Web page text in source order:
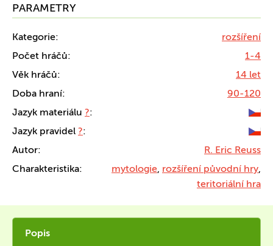
PARAMETRY
Kategorie:
rozšíření
Počet hráčů:
1-4
Věk hráčů:
14 let
Doba hraní:
90-120
Jazyk materiálu ?:
Jazyk pravidel ?:
Autor:
R. Eric Reuss
Charakteristika:
mytologie, rozšíření původní hry,
teritoriální hra
Popis